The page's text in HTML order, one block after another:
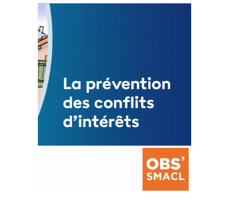
Statut de l’élu local
3 avril 2024
Mise à jour avril 2024
FEUILLETER